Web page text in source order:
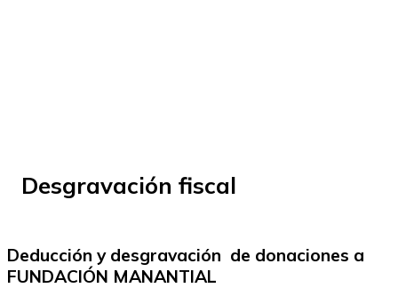
Desgravación fiscal
Deducción y desgravación de donaciones a
FUNDACIÓN MANANTIAL